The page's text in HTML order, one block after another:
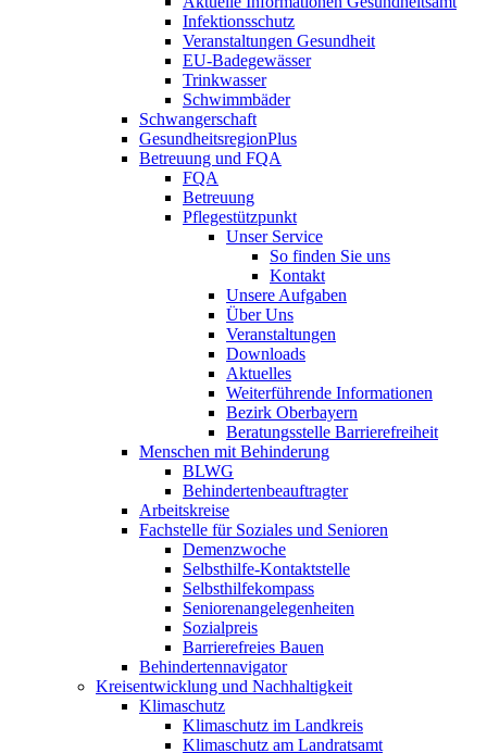
Infektionsschutz
Veranstaltungen Gesundheit
EU-Badegewässer
Trinkwasser
Schwimmbäder
Schwangerschaft
GesundheitsregionPlus
Betreuung und FQA
FQA
Betreuung
Pflegestützpunkt
Unser Service
So finden Sie uns
Kontakt
Unsere Aufgaben
Über Uns
Veranstaltungen
Downloads
Aktuelles
Weiterführende Informationen
Bezirk Oberbayern
Beratungsstelle Barrierefreiheit
Menschen mit Behinderung
BLWG
Behindertenbeauftragter
Arbeitskreise
Fachstelle für Soziales und Senioren
Demenzwoche
Selbsthilfe-Kontaktstelle
Selbsthilfekompass
Seniorenangelegenheiten
Sozialpreis
Barrierefreies Bauen
Behindertennavigator
Kreisentwicklung und Nachhaltigkeit
Klimaschutz
Klimaschutz im Landkreis
Klimaschutz am Landratsamt